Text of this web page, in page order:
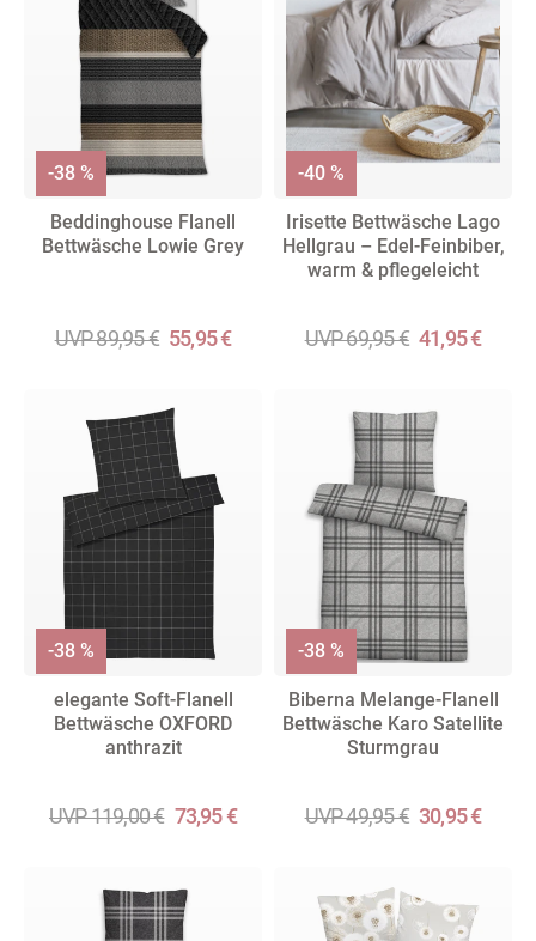
Beddinghouse Flanell
Bettwäsche Lowie Grey
UVP 89,95 € 55,95 €
-38 %
Irisette Bettwäsche Lago
Hellgrau – Edel-Feinbiber,
warm & pflegeleicht
UVP 69,95 € 41,95 €
-40 %
elegante Soft-Flanell
Bettwäsche OXFORD
anthrazit
UVP 119,00 € 73,95 €
-38 %
Biberna Melange-Flanell
Bettwäsche Karo Satellite
Sturmgrau
UVP 49,95 € 30,95 €
-38 %